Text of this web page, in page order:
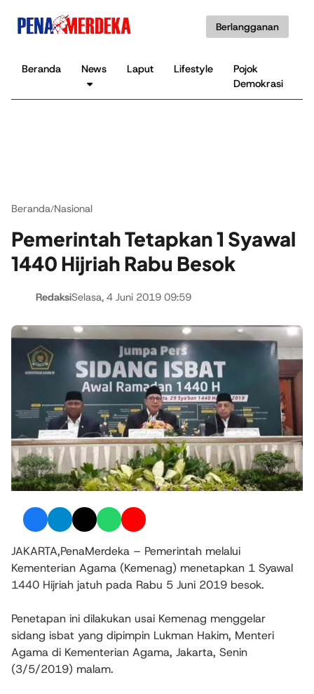
Berlangganan
Beranda News Laput Lifestyle
Pojok
Demokrasi
Beranda/Nasional
Pemerintah Tetapkan 1 Syawal
1440 Hijriah Rabu Besok
RedaksiSelasa, 4 Juni 2019 09:59
JAKARTA,PenaMerdeka – Pemerintah melalui
Kementerian Agama (Kemenag) menetapkan 1 Syawal
1440 Hijriah jatuh pada Rabu 5 Juni 2019 besok.
Penetapan ini dilakukan usai Kemenag menggelar
sidang isbat yang dipimpin Lukman Hakim, Menteri
Agama di Kementerian Agama, Jakarta, Senin
(3/5/2019) malam.